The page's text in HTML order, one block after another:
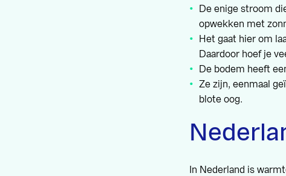
De enige stroom
opwekken met
Het gaat hier om
Daardoor hoef je
De bodem heeft
Ze zijn, eenmaal
blote oog.
In Nederland is